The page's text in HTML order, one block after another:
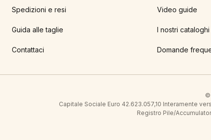
Spedizioni e resi
Guida alle taglie
Contattaci
Video guide
I nostri cataloghi
Domande
©
Capitale Sociale Euro 42.623.057,10 Interamente
Registro Pile/